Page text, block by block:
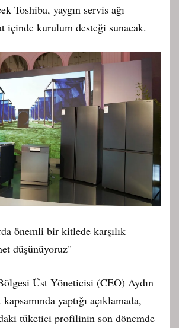
Toshiba, yaygın servis ağı
içinde kurulum desteği sunacak.
önemli bir kitlede karşılık
düşünüyoruz"
Üst Yöneticisi (CEO) Aydın
yaptığı açıklamada,
tüketici profilinin son dönemde